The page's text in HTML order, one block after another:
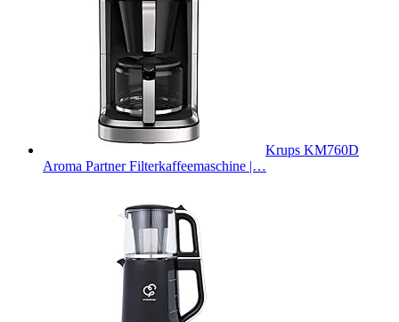
Krups KM760D
Aroma Partner Filterkaffeemaschine |…